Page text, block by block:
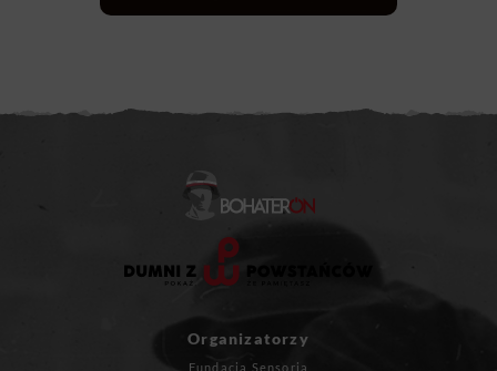
Organizatorzy
Fundacja Sensoria